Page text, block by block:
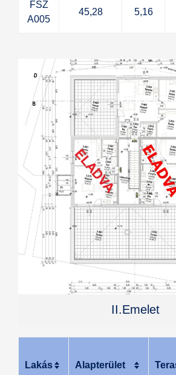
FSZ
A005
45,28 5,16
II.Emelet
Lakás Alapterület